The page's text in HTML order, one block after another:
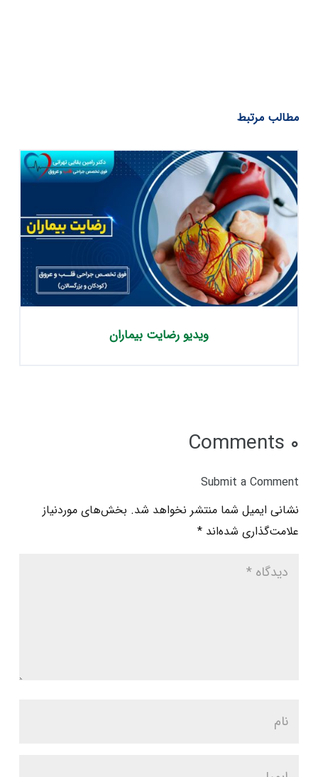
مطالب مرتبط
ویدیو رضایت بیماران
۰ Comments
Submit a Comment
نشانی ایمیل شما منتشر نخواهد شد. بخش‌های موردنیاز
علامت‌گذاری شده‌اند *